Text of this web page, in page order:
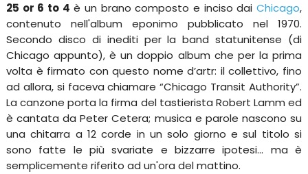
25 or 6 to 4 è un brano composto e inciso daiChicago,
contenuto nell'album eponimo pubblicato nel 1970.
Secondo disco di inediti per la band statunitense (di
Chicago appunto), è un doppio album che per la prima
volta è firmato con questo nome d’artr: il collettivo, fino
ad allora, si faceva chiamare “Chicago Transit Authority”.
La canzone porta la firma del tastierista Robert Lamm ed
è cantata da Peter Cetera; musica e parole nascono su
una chitarra a 12 corde in un solo giorno e sul titolo si
sono fatte le più svariate e bizzarre ipotesi... ma è
semplicemente riferito ad un'ora del mattino.